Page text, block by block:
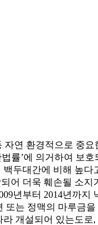
연 환경적으로 중
률’에 의거하여 보
두대간에 비해 높
더욱 훼손될 소
년부터 2014년까
는 정맥의 마루금
개설되어 있는도